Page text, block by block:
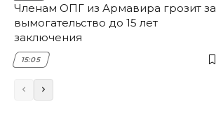
Членам ОПГ из Армавира грозит за
вымогательство до 15 лет
заключения
15:05